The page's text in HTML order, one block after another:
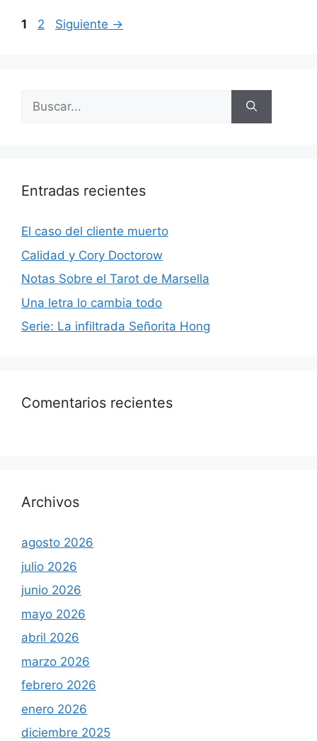
Página
1 Página
2 Siguiente →
Buscar:
Entradas recientes
El caso del cliente muerto
Calidad y Cory Doctorow
Notas Sobre el Tarot de Marsella
Una letra lo cambia todo
Serie: La infiltrada Señorita Hong
Comentarios recientes
Archivos
agosto 2026
julio 2026
junio 2026
mayo 2026
abril 2026
marzo 2026
febrero 2026
enero 2026
diciembre 2025